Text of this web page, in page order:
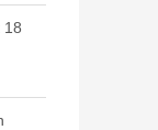
18